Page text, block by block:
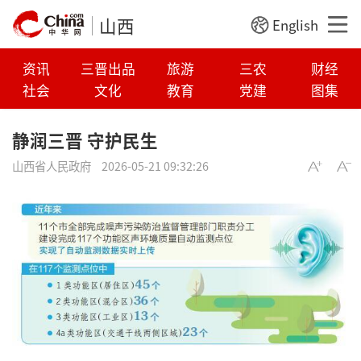
山西 English
资讯 三晋出品 旅游 三农
财经
社会
文化 教育 党建 图集
静润三晋 守护民生
山西省人民政府 2026-05-21 09:32:26